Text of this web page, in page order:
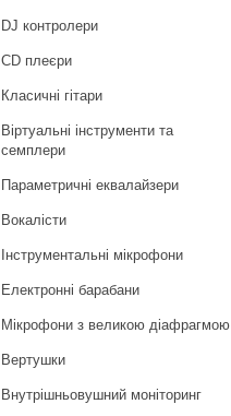
DJ контролери
CD плеєри
Класичні гітари
Віртуальні інструменти та
семплери
Параметричні еквалайзери
Вокалісти
Інструментальні мікрофони
Електронні барабани
Мікрофони з великою діафрагмою
Вертушки
Внутрішньовушний моніторинг